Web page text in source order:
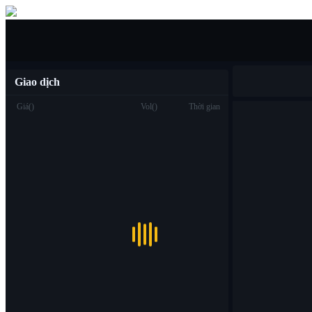
Giao dịch
Giá() Vol () Thời gian